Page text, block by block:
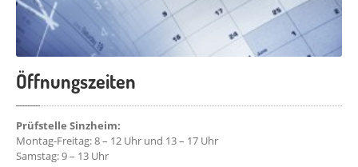
Öffnungszeiten
Prüfstelle Sinzheim:
Montag-Freitag: 8 – 12 Uhr und 13 – 17 Uhr
Samstag: 9 – 13 Uhr